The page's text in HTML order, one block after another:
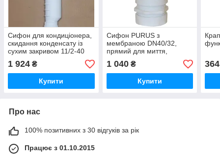
Сифон для кондиціонера,
скидання конденсату із
сухим закривом 11/2-40
Hepvo McAlpine
CV1WHFunnel-B...
1 924 ₴
Купити
Сифон PURUS з
мембраною DN40/32,
прямий для миття,
умивальника,
кондиціонера (Швеція)
1 040₴
Купити
364
Про нас
100% позитивних з 30 відгуків за рік
Працює з 01.10.2015